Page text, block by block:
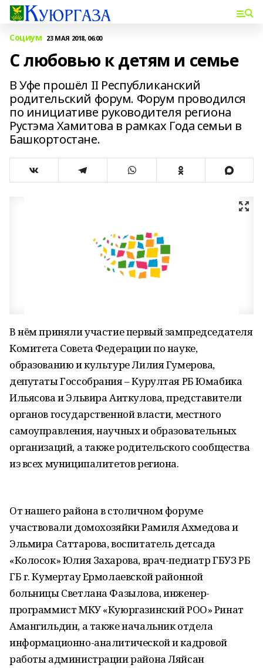
Социум 23 МАЯ 2018, 06:00
С любовью к детям и семье
В Уфе прошёл II Республиканский
родительский форум. Форум проводился
по инициативе руководителя региона
Рустэма Хамитова в рамках Года семьи в
Башкортостане.
В нём приняли участие первый зампредседателя
Комитета Совета Федерации по науке,
образованию и культуре Лилия Гумерова,
депутаты Госсобрания – Курултая РБ Юмабика
Ильясова и Эльвира Аиткулова, представители
органов государственной власти, местного
самоуправления, научных и образовательных
организаций, а также родительского сообщества
из всех муниципалитетов региона.
От нашего района в столичном форуме
участвовали домохозяйки Рамиля Ахмедова и
Эльмира Саттарова, воспитатель детсада
«Колосок» Юлия Захарова, врач-педиатр ГБУЗ РБ
ГБ г. Кумертау Ермолаевской районной
больницы Светлана Фазылова, инженер-
программист МКУ «Куюргазинский РОО» Ринат
Амангильдин, а также начальник отдела
информационно-аналитической и кадровой
работы администрации района Ляйсан